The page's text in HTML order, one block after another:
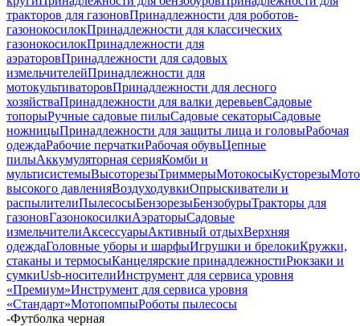
тракторов для газоновПринадлежности для роботов-
газонокосилокПринадлежности для классических
газонокосилокПринадлежности для
аэраторовПринадлежности для садовых
измельчителейПринадлежности для
мотокультиваторовПринадлежности для лесного
хозяйстваПринадлежности для валки деревьевСадовые
топорыРучные садовые пилыСадовые секаторыСадовые
ножницыПринадлежности для защиты лица и головыРабочая
одеждаРабочие перчаткиРабочая обувьЦепные
пилыАккумуляторная серияКомби и
мультисистемыВысоторезыТриммерыМотокосыКусторезы
высокого давленияВоздуходувкиОпрыскиватели и
распылителиПылесосыБензорезыБензобурыТракторы для
газоновГазонокосилкиАэраторыСадовые
измельчителиАксессуарыАктивный отдыхВерхняя
одеждаГоловные уборы и шарфыИгрушки и брелокиКружки,
стаканы и термосыКанцелярские принадлежностиРюкзаки и
сумкиUsb-носителиИнструмент для сервиса уровня
«Премиум»Инструмент для сервиса уровня
«Стандарт»МотопомпыРоботы пылесосы
-Футболка черная